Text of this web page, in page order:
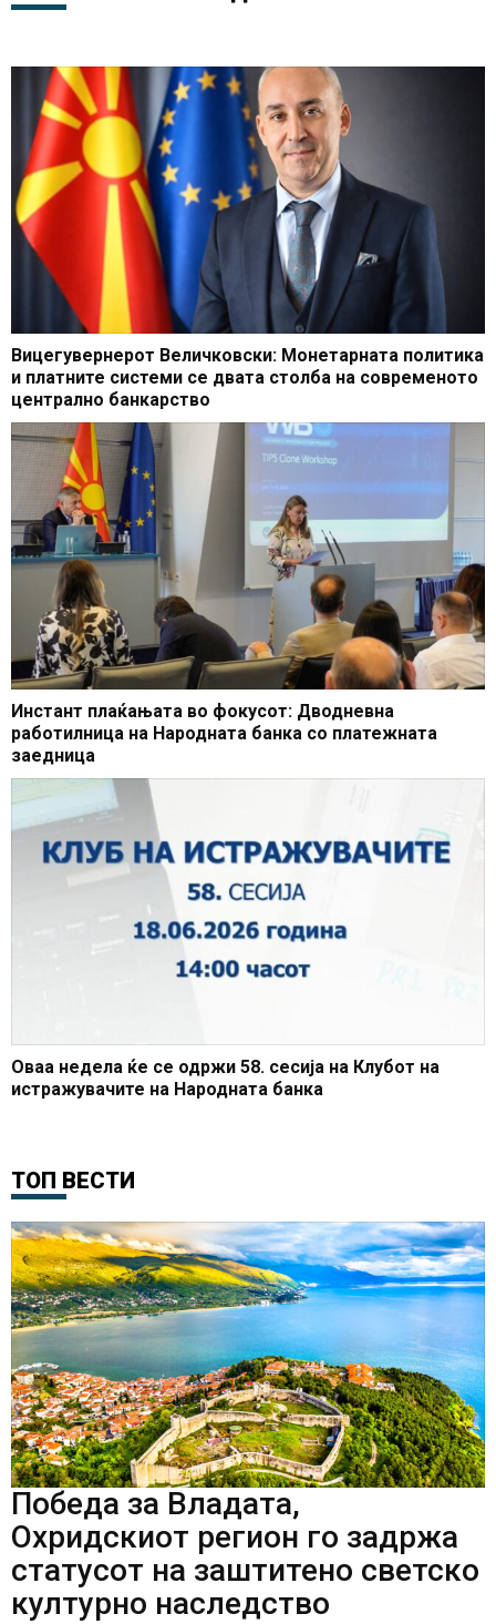
Вицегувернерот Величковски: Монетарната политика
и платните системи се двата столба на современото
централно банкарство
Инстант плаќањата во фокусот: Дводневна
работилница на Народната банка со платежната
заедница
Оваа недела ќе се одржи 58. сесија на Клубот на
истражувачите на Народната банка
ТОП ВЕСТИ
Победа за Владата,
Охридскиот регион го задржа
статусот на заштитено светско
културно наследство